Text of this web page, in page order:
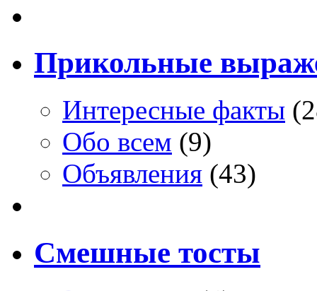
Прикольные
Интересные факты
Обо всем (9)
Объявления (43)
Смешные тосты